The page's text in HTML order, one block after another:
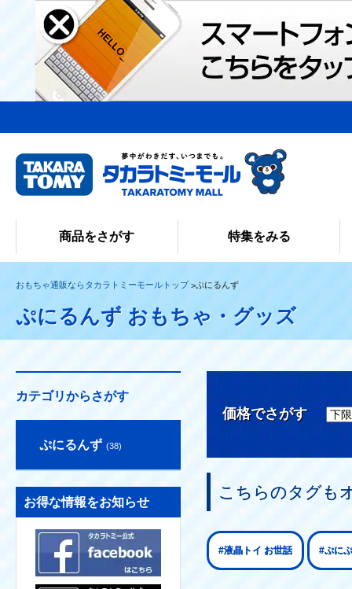
商品をさがす 特集をみる
おもちゃ通販ならタカラトミーモールトップ ぷにるんず
ぷにるんず おもちゃ・グッズ
カテゴリからさがす
ぷにるんず (38)
お得な情報をお知らせ
価格でさがす
こちらのタグも
#液晶トイ お世話 #ぷに